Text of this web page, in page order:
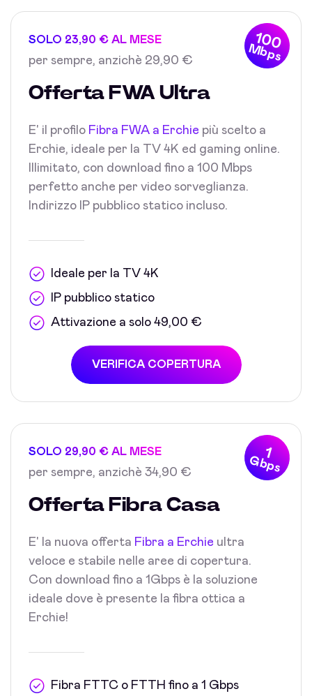
100
Mbps
SOLO 23,90 € AL MESE
per sempre, anzichè 29,90 €
Offerta FWA Ultra
E' il profilo Fibra FWA a Erchie più scelto a
Erchie, ideale per la TV 4K ed gaming online.
Illimitato, con download fino a 100 Mbps
perfetto anche per video sorveglianza.
Indirizzo IP pubblico statico incluso.
Ideale per la TV 4K
IP pubblico statico
Attivazione a solo 49,00 €
VERIFICA COPERTURA
1
Gbps
SOLO 29,90 € AL MESE
per sempre, anzichè 34,90 €
Offerta Fibra Casa
E' la nuova offerta Fibra a Erchie ultra
veloce e stabile nelle aree di copertura.
Con download fino a 1Gbps è la soluzione
ideale dove è presente la fibra ottica a
Erchie!
Fibra FTTC o FTTH fino a 1 Gbps